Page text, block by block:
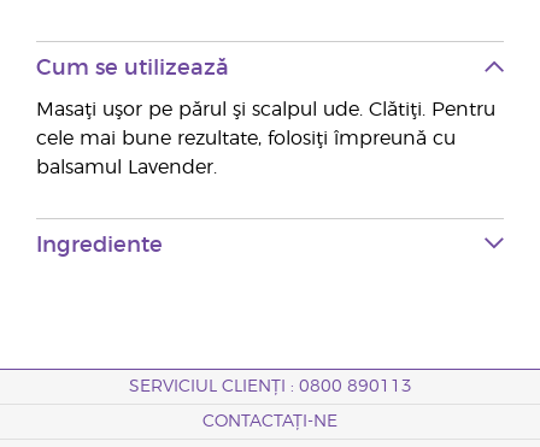
Cum se utilizează
Masaţi uşor pe părul şi scalpul ude. Clătiţi. Pentru
cele mai bune rezultate, folosiţi împreună cu
balsamul Lavender.
Ingrediente
SERVICIUL CLIENȚI : 0800 890113
CONTACTAȚI-NE